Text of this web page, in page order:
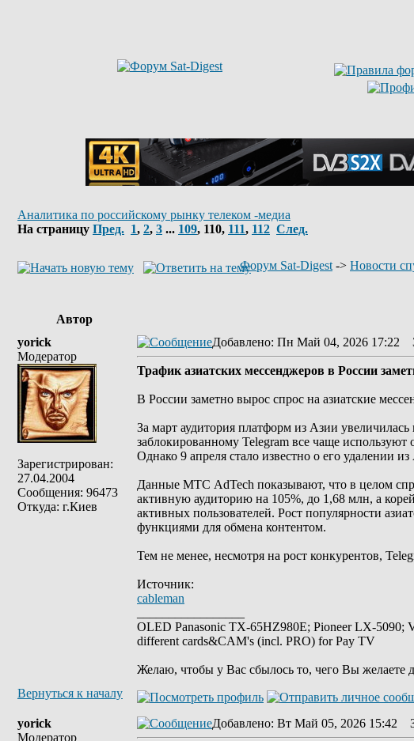
Аналитика по российскому рынку телеком -медиа
На страницу Пред. 1, 2, 3 ... 109, 110, 111, 112 След.
Форум Sat-Digest -> Новости
Автор
yorick
Модератор
Зарегистрирован:
27.04.2004
Сообщения: 96473
Откуда: г.Киев
Добавлено: Пн Май 04, 2026 17:22
Трафик азиатских мессенджеров в России
В России заметно вырос спрос на азиатские
За март аудитория платформ из Азии
заблокированному Telegram все чаще
Однако 9 апреля стало известно о его удалении
Данные МТС AdTech показывают, что в целом
активную аудиторию на 105%, до 1,68 млн, а
активных пользователей. Рост популярности
функциями для обмена контентом.
Тем не менее, несмотря на рост конкурентов,
Источник:
cableman
OLED Panasonic TX-65HZ980E; Pioneer LX-
different cards&CAM's (incl. PRO) for Pay TV
Желаю, чтобы у Вас сбылось то, чего Вы желаете
Вернуться к началу
yorick
Модератор
Добавлено: Вт Май 05, 2026 15:42